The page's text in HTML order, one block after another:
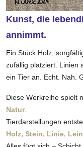
Kunst, die
annimmt.
Ein Stück Holz,
zufällig platziert. Linien
ein Tier an. Echt. Nah.
Diese Werkreihe spielt
Natur.
Tierdarstellungen
Holz, Stein, Linie,